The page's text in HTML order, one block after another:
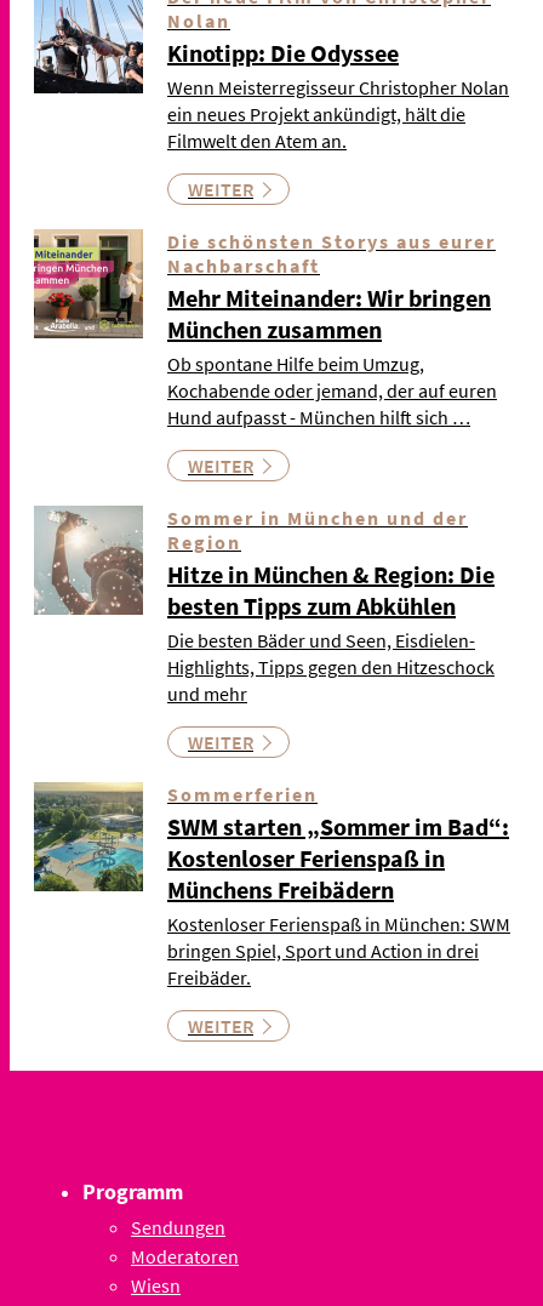
Nolan
Kinotipp: Die Odyssee
Wenn Meisterregisseur Christopher Nolan
ein neues Projekt ankündigt, hält die
Filmwelt den Atem an.
WEITER
Die schönsten Storys aus eurer
Nachbarschaft
Mehr Miteinander: Wir bringen
München zusammen
Ob spontane Hilfe beim Umzug,
Kochabende oder jemand, der auf euren
Hund aufpasst - München hilft sich …
WEITER
Sommer in München und der
Region
Hitze in München & Region: Die
besten Tipps zum Abkühlen
Die besten Bäder und Seen, Eisdielen-
Highlights, Tipps gegen den Hitzeschock
und mehr
WEITER
Sommerferien
SWM starten „Sommer im Bad“:
Kostenloser Ferienspaß in
Münchens Freibädern
Kostenloser Ferienspaß in München: SWM
bringen Spiel, Sport und Action in drei
Freibäder.
WEITER
Programm
Sendungen
Moderatoren
Wiesn